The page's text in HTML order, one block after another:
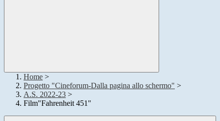
Home >
Progetto "Cineforum-Dalla pagina allo schermo" >
A.S. 2022-23 >
Film"Fahrenheit 451"